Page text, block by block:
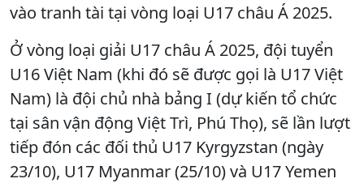
vào tranh tài tại vòng loại U17 châu Á 2025.
Ở vòng loại giải U17 châu Á 2025, đội tuyển
U16 Việt Nam (khi đó sẽ được gọi là U17 Việt
Nam) là đội chủ nhà bảng I (dự kiến tổ chức
tại sân vận động Việt Trì, Phú Thọ), sẽ lần lượt
tiếp đón các đối thủ U17 Kyrgyzstan (ngày
23/10), U17 Myanmar (25/10) và U17 Yemen